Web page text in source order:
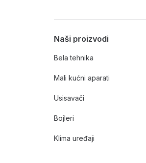
Naši proizvodi
Bela tehnika
Mali kućni aparati
Usisavači
Bojleri
Klima uređaji